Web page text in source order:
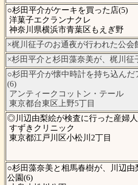
○杉田平介がケーキを買った店(5)
洋菓子エクランナクレ
神奈川県横浜市青葉区もえぎ野
×梶川征子のお通夜が行われた公会
×杉田平介と杉田藻奈美が、梶川征
○杉田平介が懐中時計を持ち込ん
(6)
アンティークコットン・テール
東京都台東区上野5丁目
◎川辺由梨絵が検査に行った産婦
すずきクリニック
東京都江戸川区小松川2丁目
○杉田藻奈美と相馬春樹が、川辺由
公園(6)